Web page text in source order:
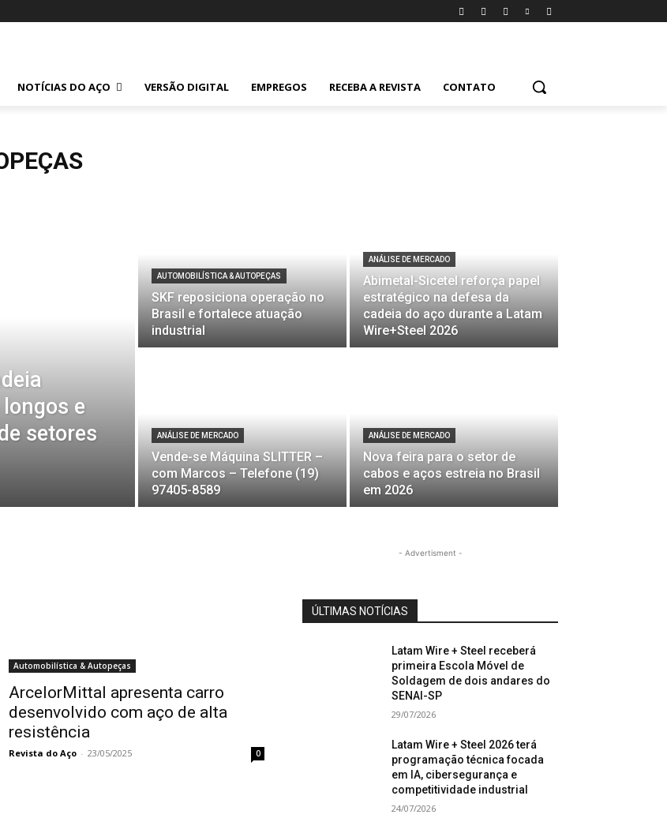
NOTÍCIAS DO AÇO VERSÃO DIGITAL EMPREGOS RECEBA A REVISTA CONTATO
e
setores
AUTOMOBILÍSTICA & AUTOPEÇAS
SKF reposiciona operação no
Brasil e fortalece atuação
industrial
ANÁLISE DE MERCADO
Abimetal-Sicetel reforça papel
estratégico na defesa da
cadeia do aço durante a Latam
Wire+Steel 2026
ANÁLISE DE MERCADO
Vende-se Máquina SLITTER –
com Marcos – Telefone (19)
97405-8589
ANÁLISE DE MERCADO
Nova feira para o setor de
cabos e aços estreia no Brasil
em 2026
Automobilística & Autopeças
ArcelorMittal apresenta carro
desenvolvido com aço de alta
resistência
Revista do Aço - 23/05/2025 0
- Advertisment -
ÚLTIMAS NOTÍCIAS
Latam Wire + Steel receberá
primeira Escola Móvel de
Soldagem de dois andares do
SENAI-SP
29/07/2026
Latam Wire + Steel 2026 terá
programação técnica focada
em IA, cibersegurança e
competitividade industrial
24/07/2026